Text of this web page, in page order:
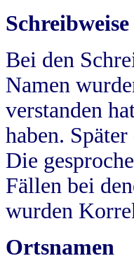
Bei den
Namen
verstanden
haben.
Die
Fällen bei
wurden
Ortsnamen